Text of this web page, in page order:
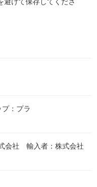
避けて保存してくださ
：プラ
会社 輸入者：株式会社